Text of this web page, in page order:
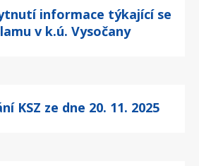
informace týkající se
v k.ú. Vysočany
KSZ ze dne 20. 11. 2025